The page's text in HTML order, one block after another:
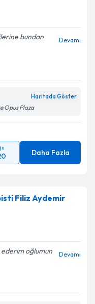
bundan
Devamı
Haritada Göster
Opus Plaza
Daha Fazla
Filiz Aydemir
ederim oğlumun
Devamı